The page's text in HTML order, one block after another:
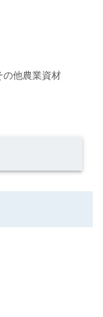
の他農業資材